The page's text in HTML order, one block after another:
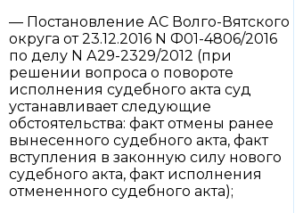
— Постановление АС Волго-Вятского
округа от 23.12.2016 N Ф01-4806/2016
по делу N А29-2329/2012 (при
решении вопроса о повороте
исполнения судебного акта суд
устанавливает следующие
обстоятельства: факт отмены ранее
вынесенного судебного акта, факт
вступления в законную силу нового
судебного акта, факт исполнения
отмененного судебного акта);